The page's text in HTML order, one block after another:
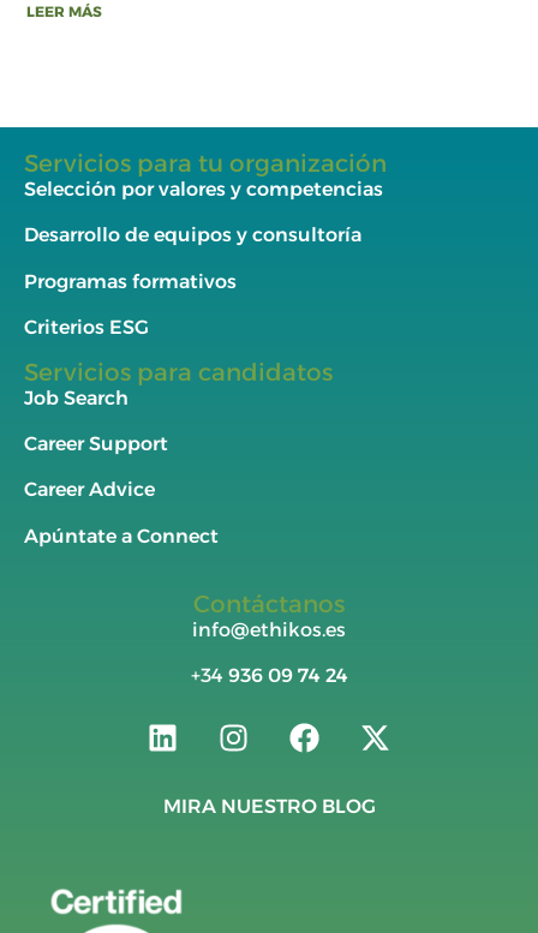
LEER MÁS
Servicios para tu organización
Selección por valores y competencias
Desarrollo de equipos y consultoría
Programas formativos
Criterios ESG
Servicios para candidatos
Job Search
Career Support
Career Advice
Apúntate a Connect
Contáctanos
info@ethikos.es
+34 936 09 74 24
MIRA NUESTRO BLOG